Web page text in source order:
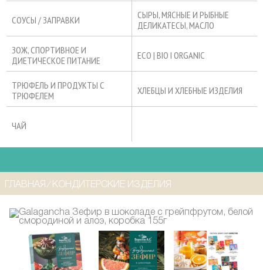
СОУСЫ / ЗАПРАВКИ
СЫРЫ, МЯСНЫЕ И РЫБНЫЕ
ДЕЛИКАТЕСЫ, МАСЛО
ЗОЖ, СПОРТИВНОЕ И
ДИЕТИЧЕСКОЕ ПИТАНИЕ
ECO | BIO I ORGANIC
ТРЮФЕЛЬ И ПРОДУКТЫ С
ТРЮФЕЛЕМ
ХЛЕБЦЫ И ХЛЕБНЫЕ ИЗДЕЛИЯ
ЧАЙ
ГЛАВНАЯ ⁄ КОНДИТЕРСКИЕ ИЗДЕЛИЯ